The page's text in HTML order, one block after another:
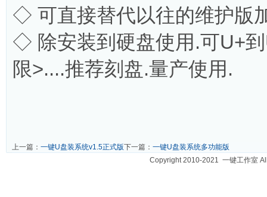
◇ 可直接替代以往的维护版
◇ 除安装到硬盘使用.可U+
限>....推荐刻盘.量产使用.
上一篇： 一键U盘装系统v1.5正式版下一篇： 一键U盘装系统多功能版
Copyright 2010-2021 一键工作室